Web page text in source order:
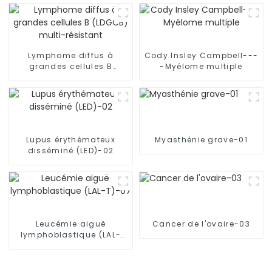
Lymphome diffus à
grandes cellules B
Cody Insley Campbell---
-Myélome multiple
Lupus érythémateux
disséminé (LED)-02
Myasthénie grave-01
Leucémie aiguë
lymphoblastique (LAL-
Cancer de l'ovaire-03